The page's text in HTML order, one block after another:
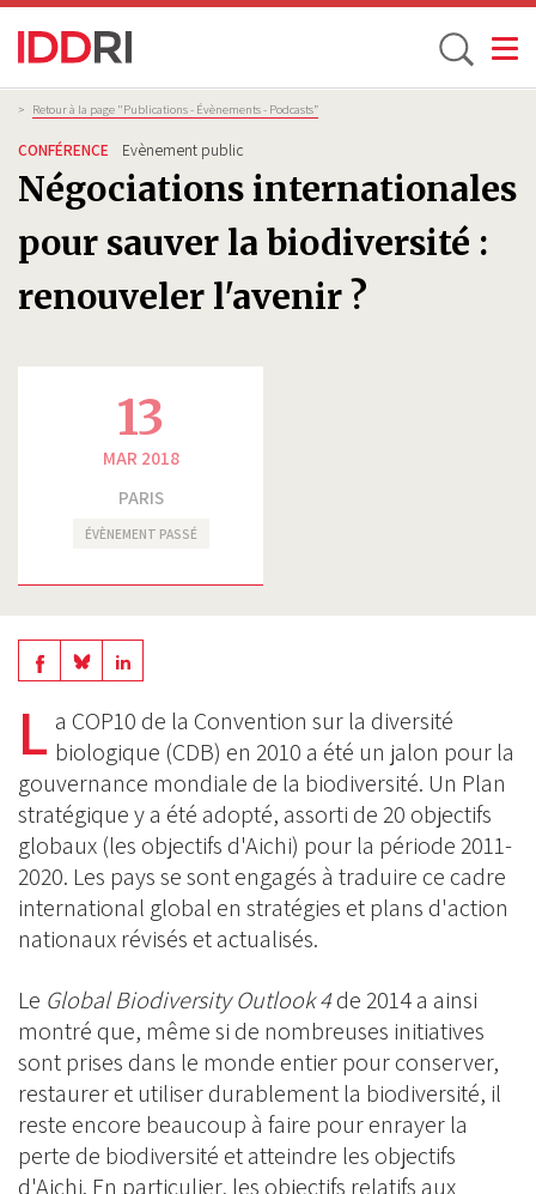
Aller
contenu
principal
Toggle
Fil
d'Ariane
> Retour à la page "Publications - Évènements - Podcasts”
13
MAR 2018
PARIS
ÉVÈNEMENT PASSÉ
CONFÉRENCE Evènement public
Négociations internationales
pour sauver la biodiversité :
renouveler l'avenir ?
Share
on
Facebook
Share
BlueSky
Share
Linkedin
L a COP10 de la Convention sur la diversité
biologique (CDB) en 2010 a été un jalon pour la
gouvernance mondiale de la biodiversité. Un Plan
stratégique y a été adopté, assorti de 20 objectifs
globaux (les objectifs d'Aichi) pour la période 2011-
2020. Les pays se sont engagés à traduire ce cadre
international global en stratégies et plans d'action
nationaux révisés et actualisés.
Le Global Biodiversity Outlook 4de 2014 a ainsi
montré que, même si de nombreuses initiatives
sont prises dans le monde entier pour conserver,
restaurer et utiliser durablement la biodiversité, il
reste encore beaucoup à faire pour enrayer la
perte de biodiversité et atteindre les objectifs
d'Aichi. En particulier, les objectifs relatifs aux